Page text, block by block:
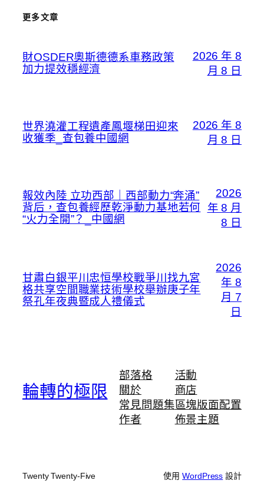
更多文章
財OSDER奧斯德德系車務政策
加力提效穩經濟
2026 年 8
月 8 日
世界澆灌工程遺產鳳堰梯田迎來
收獲季_查包養中國網
2026 年 8
月 8 日
報效內陸 立功西部｜西部動力“奔涌”
背后，查包養經歷乾淨動力基地若何
“火力全開”？_中國網
2026
年 8 月
8 日
甘肅白銀平川忠恒學校戰爭川找九宮
格共享空間職業技術學校舉辦庚子年
祭孔年夜典暨成人禮儀式
2026
年 8
月 7
日
輪轉的極限
部落格
關於
常見問題集
作者
活動
商店
區塊版面配置
佈景主題
Twenty Twenty-Five 使用WordPress 設計